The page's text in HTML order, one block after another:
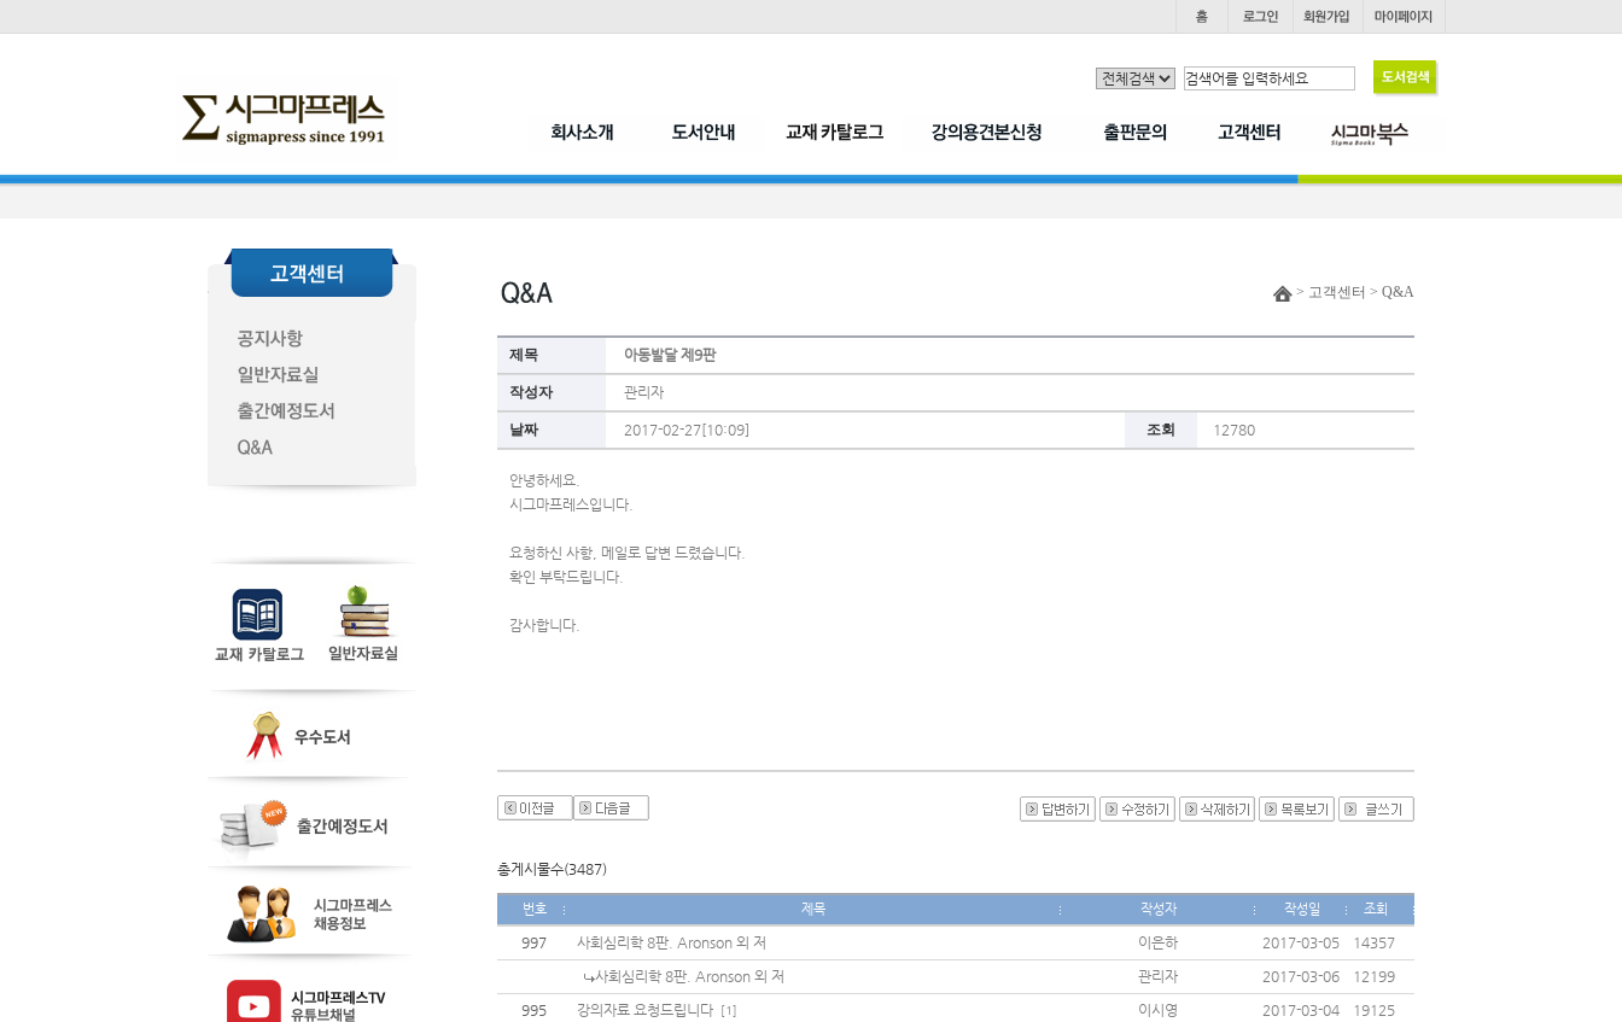
> 고객센터 > Q&A
제목 아동발달 제9판
작성자 관리자
날짜 2017-02-27[10:09] 조회 12780
안녕하세요.
시그마프레스입니다.
요청하신 사항, 메일로 답변 드렸습니다.
확인 부탁드립니다.
감사합니다.
총게시물수(3487)
번호 제목 작성자 작성일 조회
997 사회심리학 8판. Aronson 외 저 이은하 2017-03-05
14357
사회심리학 8판. Aronson 외 저
관리자 2017-03-06
12199
995
강의자료 요청드립니다 [1] 이시영 2017-03-04
19125